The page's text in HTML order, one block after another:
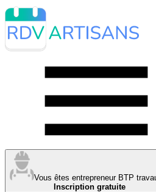
Vous êtes entrepreneur BTP
Inscription gratuite